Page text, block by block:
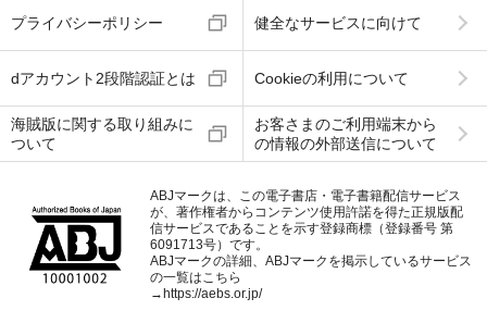
プライバシーポリシー 健全なサービスに向けて
dアカウント2段階認証とは Cookieの利用について
海賊版に関する取り組みに
ついて
お客さまのご利用端末から
の情報の外部送信について
ABJマークは、この電子書店・電子書籍配信サービス
が、著作権者からコンテンツ使用許諾を得た正規版配
信サービスであることを示す登録商標（登録番号 第
6091713号）です。
ABJマークの詳細、ABJマークを掲示しているサービス
の一覧はこちら
→ https://aebs.or.jp/